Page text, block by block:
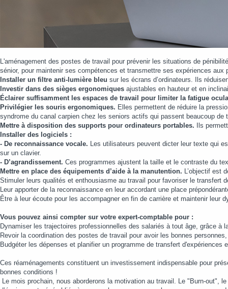
L'aménagement des postes de travail pour prévenir les situations de
sénior, pour maintenir ses compétences et transmettre ses expériences aux
Installer un filtre anti-lumière bleu sur les écrans d’ordinateurs. Ils
Investir dans des sièges ergonomiques ajustables en hauteur et en
Éclairer suffisamment les espaces de travail pour limiter la fatigue
Privilégier les souris ergonomiques. Elles permettent de réduire la
syndrome du canal carpien chez les seniors actifs qui passent beaucoup de
Mettre à disposition des supports pour ordinateurs portables. Ils
Installer des logiciels :
- De reconnaissance vocale. Les utilisateurs peuvent dicter leur texte qui
sur un clavier.
- D’agrandissement. Ces programmes ajustent la taille et le contraste du
Mettre en place des équipements d’aide à la manutention. L’objectif est
Stimuler leurs qualités et enthousiasme au travail pour favoriser le transfert
Leur apporter de la reconnaissance en leur accordant une place
Être à leur écoute pour les accompagner en fin de carrière et maintenir leur
Vous pouvez ainsi compter sur votre expert-comptable pour :
Dynamiser les trajectoires professionnelles des salariés à tout âge, grâce
Revoir la coordination des postes de travail pour avoir les bonnes
Budgéter les dépenses et planifier un programme de transfert d'expériences
Ces réaménagements constituent un investissement indispensable pour
bonnes conditions !
Le mois prochain, nous aborderons la motivation au travail. Le "Burn-out",